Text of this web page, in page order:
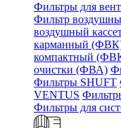
Фильтры для
Фильтр
воздушный
карманный
компактный
очистки (ФВА)
Фильтры SHUFT
VENTUS
Фильтры для